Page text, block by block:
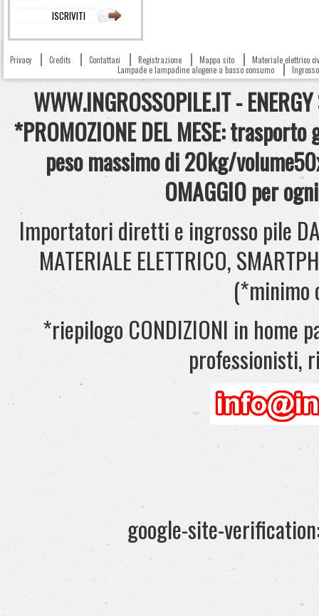
Privacy Credits Contattaci Registrazione Mappa sito
Materiale elettrico
Lampade e lampadine alogene a basso consumo
WWW.INGROSSOPILE.IT -
*PROMOZIONE DEL MESE:
peso massimo di 20kg/
OMAGGIO per
Importatori diretti e ingrosso pile
MATERIALE ELETTRICO,
(*minimo
*riepilogo CONDIZIONI in home
professionisti,
google-site-